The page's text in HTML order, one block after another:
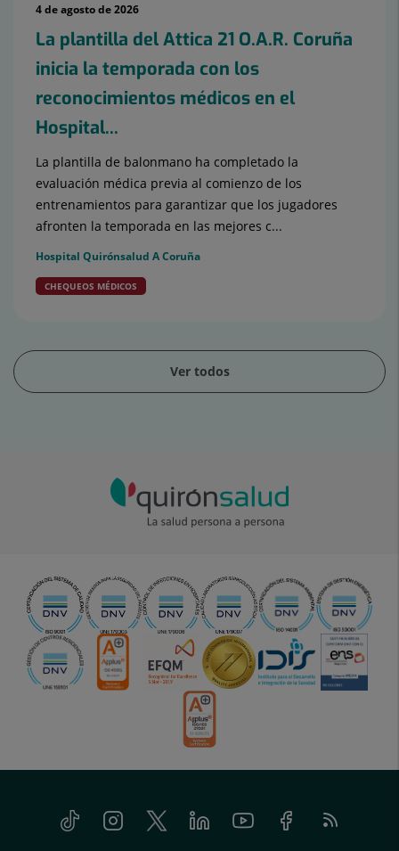
4 de agosto de 2026
La plantilla del Attica 21 O.A.R. Coruña
inicia la temporada con los
reconocimientos médicos en el
Hospital...
La plantilla de balonmano ha completado la
evaluación médica previa al comienzo de los
entrenamientos para garantizar que los jugadores
afronten la temporada en las mejores c...
Hospital Quirónsalud A Coruña
CHEQUEOS MÉDICOS
Ver todos
Tiktok InstagramTwitter LinkedinYoutube FacebookFeed
RSS